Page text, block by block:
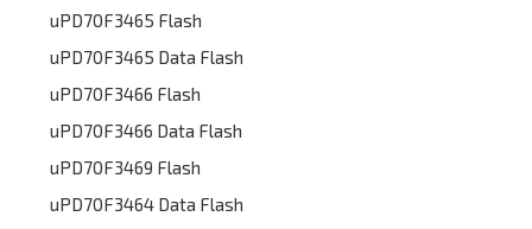
uPD70F3465 Flash
uPD70F3465 Data Flash
uPD70F3466 Flash
uPD70F3466 Data Flash
uPD70F3469 Flash
uPD70F3464 Data Flash